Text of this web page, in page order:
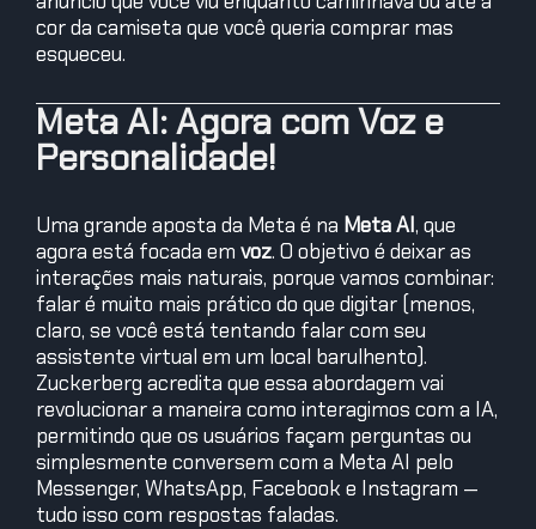
cor da camiseta que você queria comprar mas
esqueceu.
Meta AI: Agora com Voz e
Personalidade!
Uma grande aposta da Meta é na Meta AI, que
agora está focada em voz. O objetivo é deixar as
interações mais naturais, porque vamos combinar:
falar é muito mais prático do que digitar (menos,
claro, se você está tentando falar com seu
assistente virtual em um local barulhento).
Zuckerberg acredita que essa abordagem vai
revolucionar a maneira como interagimos com a IA,
permitindo que os usuários façam perguntas ou
simplesmente conversem com a Meta AI pelo
Messenger, WhatsApp, Facebook e Instagram —
tudo isso com respostas faladas.